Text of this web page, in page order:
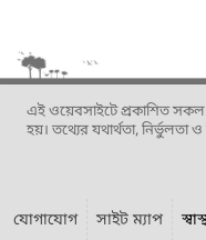
এই ওয়েবসাইটে প্রকাশিত সকল
হয়। তথ্যের যথার্থতা, নির্ভুলতা
যোগাযোগ সাইট ম্যাপ